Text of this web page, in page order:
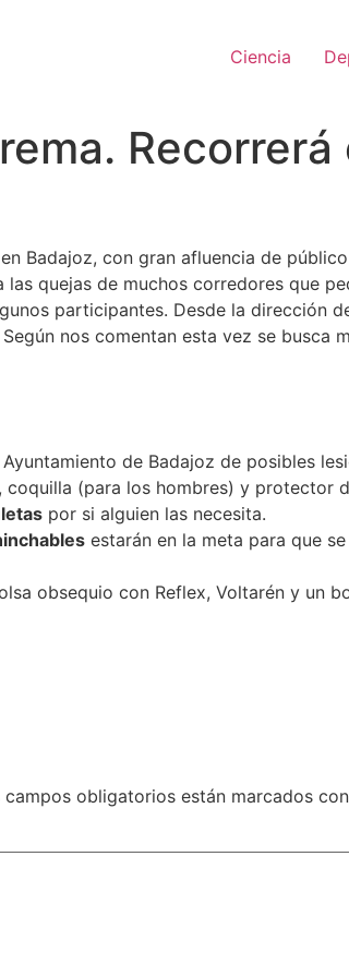
Ciencia
Badajoz, con gran afluencia de
las quejas de muchos corredores que
participantes. Desde la dirección
nos comentan esta vez se busca
de Badajoz de posibles
coquilla (para los hombres) y protector
por si alguien las necesita.
estarán en la meta para que
obsequio con Reflex, Voltarén y un
campos obligatorios están marcados con